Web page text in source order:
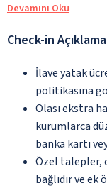
Devamını Oku
Check-in
İlave yatak
politikasına
Olası ekstra
kurumlarca
banka kartı
Özel talepler,
bağlıdır ve